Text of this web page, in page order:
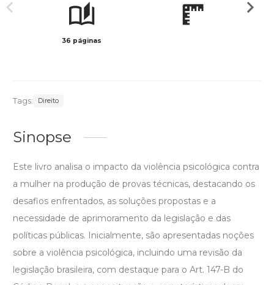
36 páginas
Tags: Direito
Sinopse
Este livro analisa o impacto da violência psicológica contra
a mulher na produção de provas técnicas, destacando os
desafios enfrentados, as soluções propostas e a
necessidade de aprimoramento da legislação e das
políticas públicas. Inicialmente, são apresentadas noções
sobre a violência psicológica, incluindo uma revisão da
legislação brasileira, com destaque para o Art. 147-B do